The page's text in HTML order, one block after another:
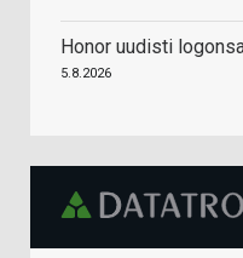
Honor uudisti
5.8.2026